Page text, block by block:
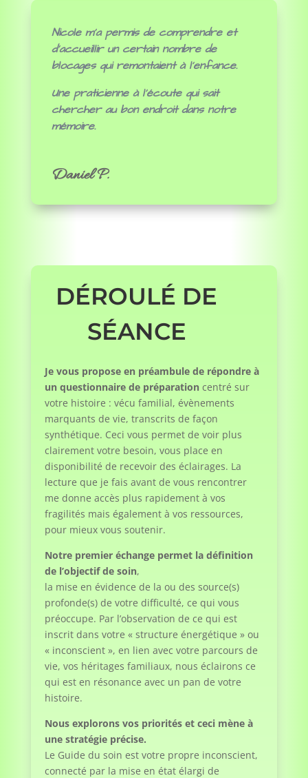
Nicole m’a permis de comprendre et
d’accueillir un certain nombre de
blocages qui remontaient à l’enfance.
Une praticienne à l’écoute qui sait
chercher au bon endroit dans notre
mémoire.
Daniel P.
DÉROULÉ DE
SÉANCE
Je vous propose en préambule de répondre à
un questionnaire de préparationcentré sur
votre histoire : vécu familial, évènements
marquants de vie, transcrits de façon
synthétique. Ceci vous permet de voir plus
clairement votre besoin, vous place en
disponibilité de recevoir des éclairages. La
lecture que je fais avant de vous rencontrer
me donne accès plus rapidement à vos
fragilités mais également à vos ressources,
pour mieux vous soutenir.
Notre premier échange permet la définition
de l’objectif de soin,
la mise en évidence de la ou des source(s)
profonde(s) de votre difficulté, ce qui vous
préoccupe. Par l’observation de ce qui est
inscrit dans votre « structure énergétique » ou
« inconscient », en lien avec votre parcours de
vie, vos héritages familiaux, nous éclairons ce
qui est en résonance avec un pan de votre
histoire.
Nous explorons vos priorités et ceci mène à
une stratégie précise.
Le Guide du soin est votre propre inconscient,
connecté par la mise en état élargi de